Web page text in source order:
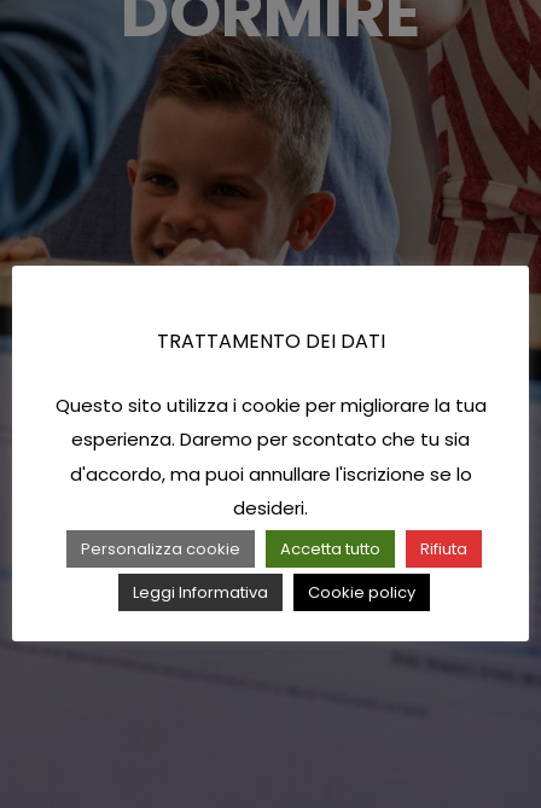
TRATTAMENTO DEI DATI
Questo sito utilizza i cookie per migliorare la tua
esperienza. Daremo per scontato che tu sia
d'accordo, ma puoi annullare l'iscrizione se lo
desideri.
Personalizza cookie Accetta tutto
Rifiuta
Leggi Informativa
Cookie policy